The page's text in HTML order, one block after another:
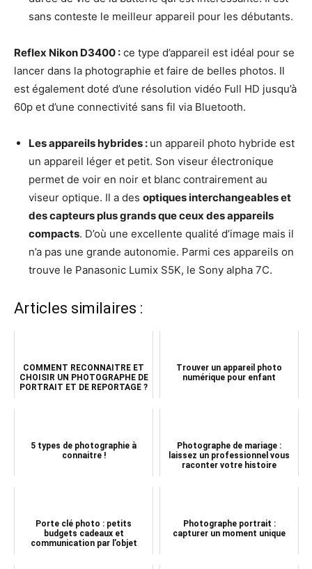
sans conteste le meilleur appareil pour les débutants.
Reflex Nikon D3400 : ce type d’appareil est idéal pour se
lancer dans la photographie et faire de belles photos. Il
est également doté d’une résolution vidéo Full HD jusqu’à
60p et d’une connectivité sans fil via Bluetooth.
Les appareils hybrides : un appareil photo hybride est
un appareil léger et petit. Son viseur électronique
permet de voir en noir et blanc contrairement au
viseur optique. Il a des optiques interchangeables et
des capteurs plus grands que ceux des appareils
compacts. D’où une excellente qualité d’image mais il
n’a pas une grande autonomie. Parmi ces appareils on
trouve le Panasonic Lumix S5K, le Sony alpha 7C.
Articles similaires :
COMMENT RECONNAITRE ET
CHOISIR UN PHOTOGRAPHE DE
PORTRAIT ET DE REPORTAGE ?
Trouver un appareil photo
numérique pour enfant
5 types de photographie à
connaitre !
Photographe de mariage :
laissez un professionnel vous
raconter votre histoire
Porte clé photo : petits
budgets cadeaux et
communication par l’objet
Photographe portrait :
capturer un moment unique